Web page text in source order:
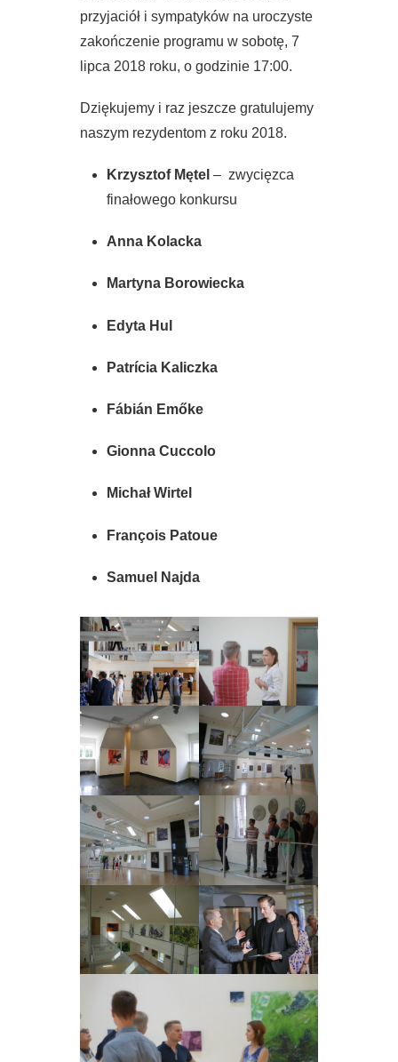
przyjaciół i sympatyków na uroczyste
zakończenie programu w sobotę, 7
lipca 2018 roku, o godzinie 17:00.
Dziękujemy i raz jeszcze gratulujemy
naszym rezydentom z roku 2018.
Krzysztof Mętel – zwycięzca
finałowego konkursu
Anna Kolacka
Martyna Borowiecka
Edyta Hul
Patrícia Kaliczka
Fábián Emőke
Gionna Cuccolo
Michał Wirtel
François Patoue
Samuel Najda